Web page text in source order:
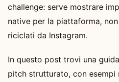
challenge: serve mostrare
native per la piattaforma,
riciclati da Instagram.
In questo post trovi una
pitch strutturato, con